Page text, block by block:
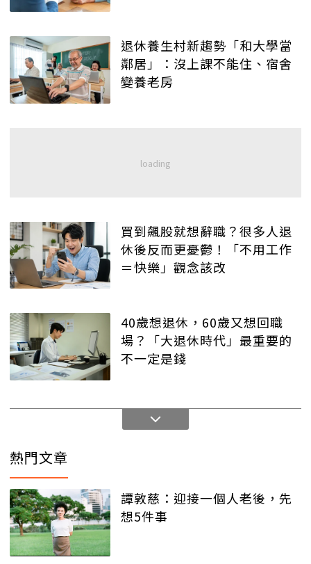
退休養生村新趨勢「和大學當
鄰居」：沒上課不能住、宿舍
變養老房
買到飆股就想辭職？很多人退
休後反而更憂鬱！「不用工作
＝快樂」觀念該改
40歲想退休，60歲又想回職
場？「大退休時代」最重要的
不一定是錢
熱門文章
譚敦慈：迎接一個人老後，先
想5件事